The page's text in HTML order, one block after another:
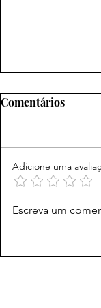
Amigos x
Comentários
Adicione uma
Escreva um